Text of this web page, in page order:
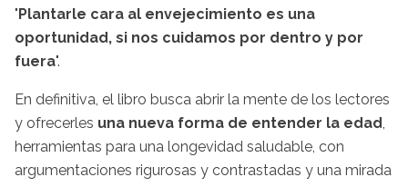
"Plantarle cara al envejecimiento es una
oportunidad, si nos cuidamos por dentro y por
fuera".
En definitiva, el libro busca abrir la mente de los lectores
y ofrecerles una nueva forma de entender la edad
herramientas para una longevidad saludable, con
argumentaciones rigurosas y contrastadas y una mirada